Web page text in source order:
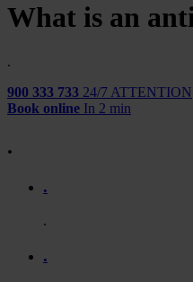
What is an
.
900 333 733 24/7 ATTENTION
Book online In 2 min
.
.
.
.